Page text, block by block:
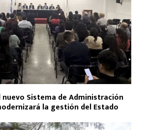
Sistema de Administración
la gestión del Estado